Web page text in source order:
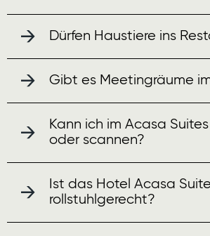
Dürfen Haustiere ins
Gibt es Meetingräume
Kann ich im Acasa
oder scannen?
Ist das Hotel Acasa
rollstuhlgerecht?